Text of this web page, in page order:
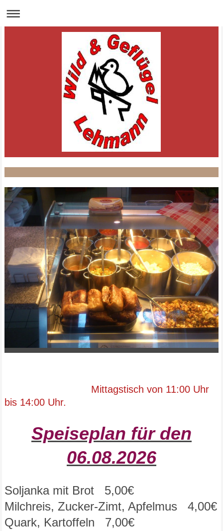
Mittagstisch von 11:00 Uhr
bis 14:00 Uhr.
Speiseplan für den
06.08.2026
Soljanka mit Brot 5,00€
Milchreis, Zucker-Zimt, Apfelmus 4,00€
Quark, Kartoffeln 7,00€